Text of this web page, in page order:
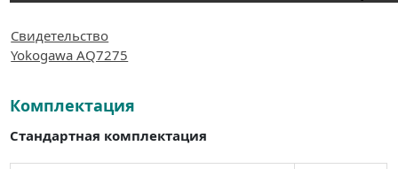
Свидетельство
Yokogawa AQ7275
Комплектация
Стандартная комплектация